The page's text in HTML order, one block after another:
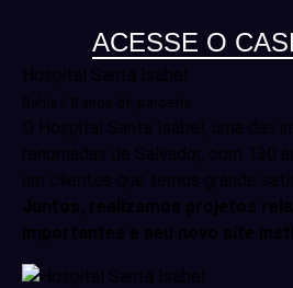
ACESSE O
Hospital Santa Isabel
Bahia / 8 anos de parceria
O Hospital Santa Isabel, uma das
renomadas de Salvador, com 130
um clientes que temos grande
Juntos, realizamos projetos
importantes e seu novo site